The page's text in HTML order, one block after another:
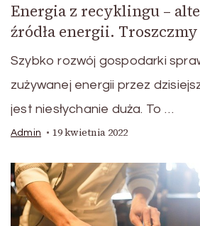
Energia z recyklingu –
źródła energii.
Szybko rozwój gospodarki
zużywanej energii przez
jest niesłychanie duża. To …
Admin 19 kwietnia 2022